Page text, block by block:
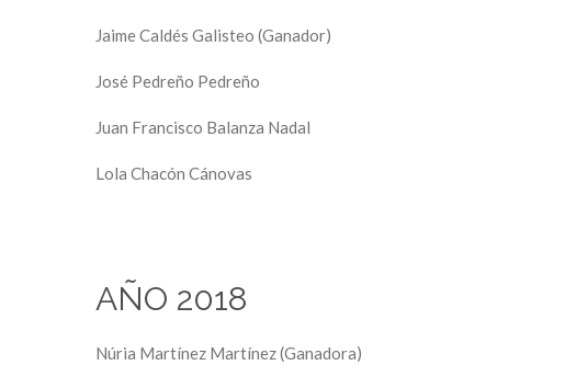
Jaime Caldés Galisteo (Ganador)
José Pedreño Pedreño
Juan Francisco Balanza Nadal
Lola Chacón Cánovas
AÑO 2018
Núria Martínez Martínez (Ganadora)